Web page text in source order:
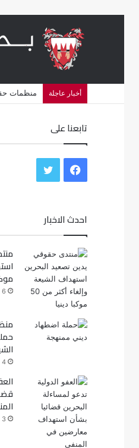
أخبار عاجلة منظمات
تابعنا على
س
و
ك
ر
احدث الاخبار
6 أغسطس، 2026
4 أغسطس، 2026
3 أغسطس، 2026